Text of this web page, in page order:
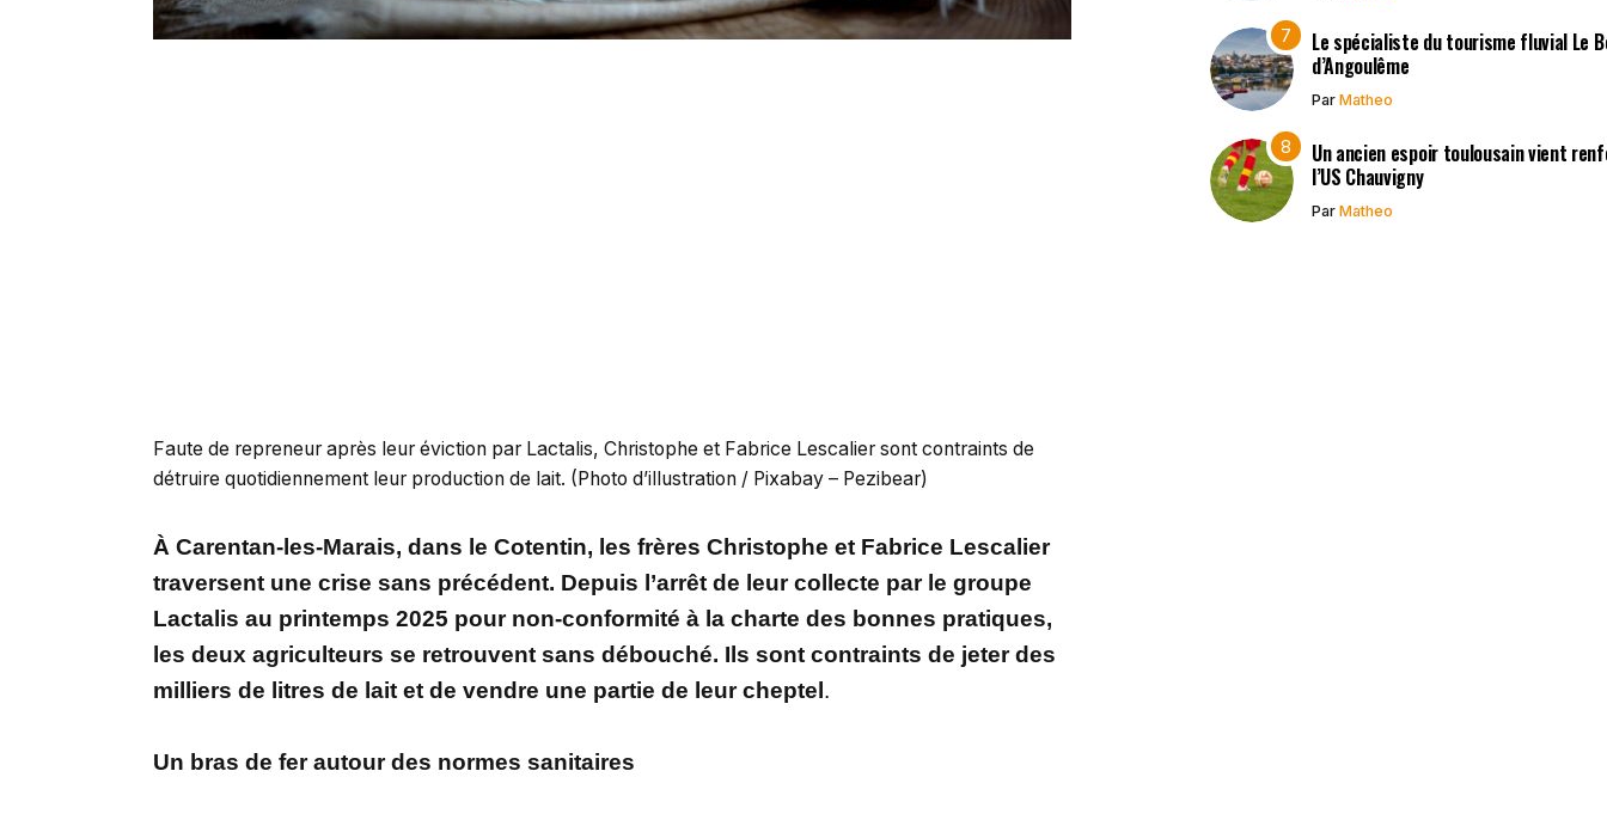
Faute de repreneur après leur éviction par Lactalis, Christophe et Fabrice Lescalier sont contraints de
détruire quotidiennement leur production de lait. (Photo d’illustration / Pixabay – Pezibear)
À Carentan-les-Marais, dans le Cotentin, les frères Christophe et Fabrice Lescalier
traversent une crise sans précédent. Depuis l’arrêt de leur collecte par le groupe
Lactalis au printemps 2025 pour non-conformité à la charte des bonnes pratiques,
les deux agriculteurs se retrouvent sans débouché. Ils sont contraints de jeter des
milliers de litres de lait et de vendre une partie de leur cheptel .
Un bras de fer autour des normes sanitaires
Le spécialiste du tourisme fluvial Le
d’Angoulême
Par Matheo
Un ancien espoir toulousain vient
l’US Chauvigny
Par Matheo